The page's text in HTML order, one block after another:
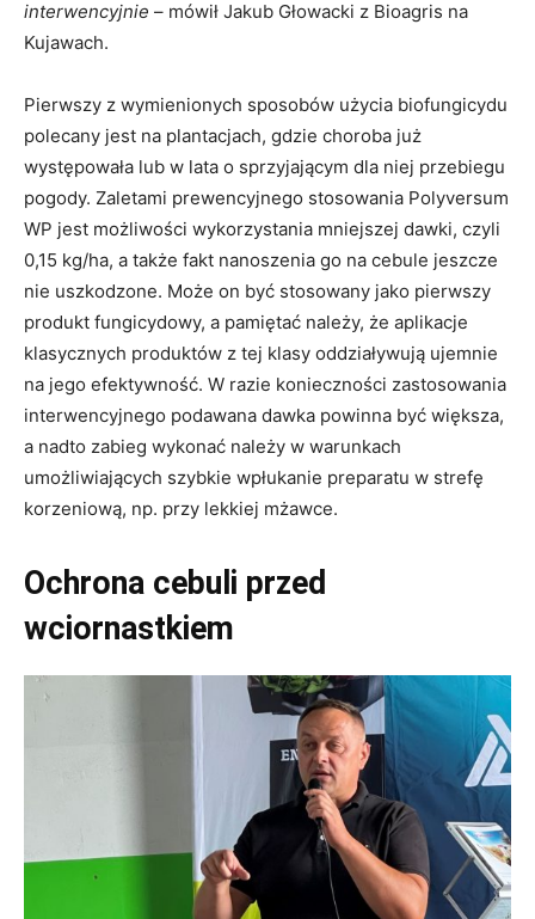
interwencyjnie – mówił Jakub Głowacki z Bioagris na
Kujawach.
Pierwszy z wymienionych sposobów użycia biofungicydu
polecany jest na plantacjach, gdzie choroba już
występowała lub w lata o sprzyjającym dla niej przebiegu
pogody. Zaletami prewencyjnego stosowania Polyversum
WP jest możliwości wykorzystania mniejszej dawki, czyli
0,15 kg/ha, a także fakt nanoszenia go na cebule jeszcze
nie uszkodzone. Może on być stosowany jako pierwszy
produkt fungicydowy, a pamiętać należy, że aplikacje
klasycznych produktów z tej klasy oddziaływują ujemnie
na jego efektywność. W razie konieczności zastosowania
interwencyjnego podawana dawka powinna być większa,
a nadto zabieg wykonać należy w warunkach
umożliwiających szybkie wpłukanie preparatu w strefę
korzeniową, np. przy lekkiej mżawce.
Ochrona cebuli przed
wciornastkiem